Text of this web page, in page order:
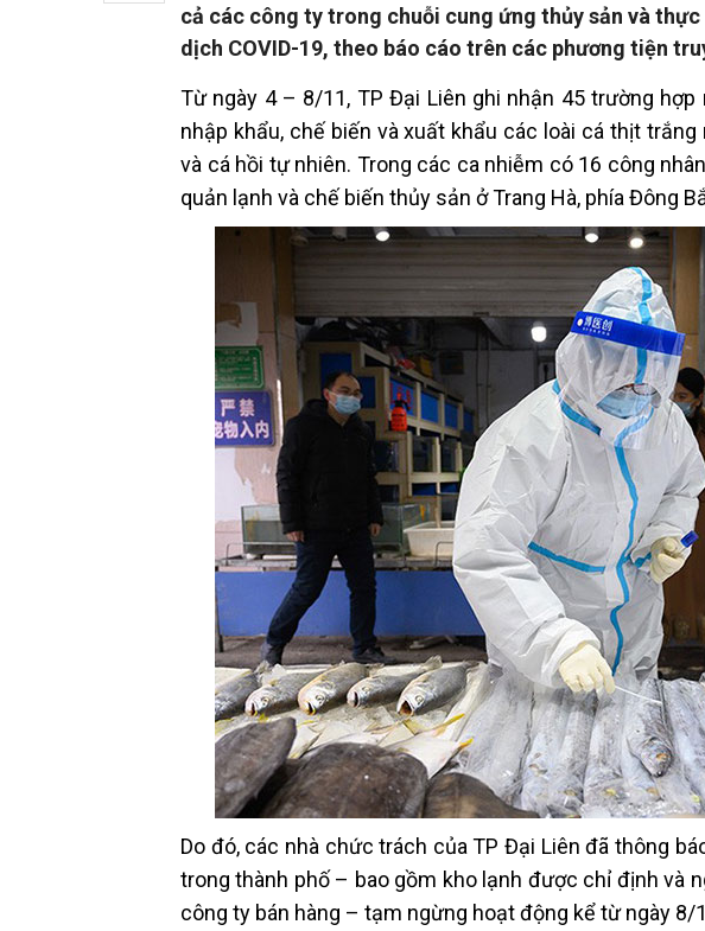
cả các công ty trong chuỗi cung ứng thủy sản và
dịch COVID-19, theo báo cáo trên các phương tiện
Từ ngày 4 – 8/11, TP Đại Liên ghi nhận 45 trường
nhập khẩu, chế biến và xuất khẩu các loài cá thịt
và cá hồi tự nhiên. Trong các ca nhiễm có 16 công
quản lạnh và chế biến thủy sản ở Trang Hà, phía Đông
Do đó, các nhà chức trách của TP Đại Liên đã thông
trong thành phố – bao gồm kho lạnh được chỉ định và
công ty bán hàng – tạm ngừng hoạt động kể từ ngày 8/